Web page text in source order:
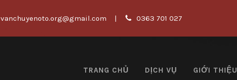
vanchuyenoto.org@gmail.com | 0363 701 027
TRANG CHỦ DỊCH VỤ GIỚI THIỆU